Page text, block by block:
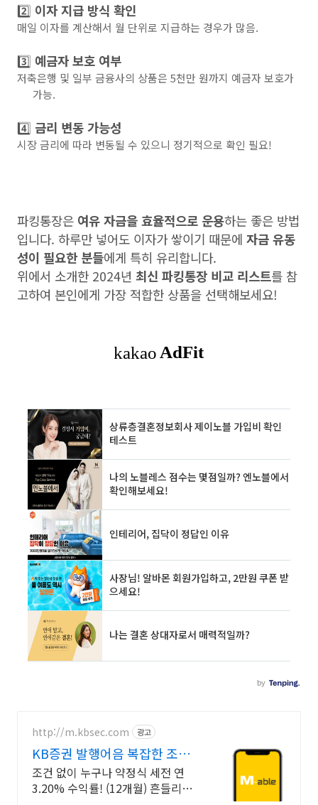
2️⃣ 이자 지급 방식 확인
매일 이자를 계산해서 월 단위로 지급하는 경우가 많음.
3️⃣ 예금자 보호 여부
저축은행 및 일부 금융사의 상품은 5천만 원까지 예금자 보호가
가능.
4️⃣ 금리 변동 가능성
시장 금리에 따라 변동될 수 있으니 정기적으로 확인 필요!
파킹통장은 여유 자금을 효율적으로 운용하는 좋은 방법
입니다. 하루만 넣어도 이자가 쌓이기 때문에 자금 유동
성이 필요한 분들에게 특히 유리합니다.
위에서 소개한 2024년 최신 파킹통장 비교 리스트를 참
고하여 본인에게 가장 적합한 상품을 선택해보세요!
http://m.kbsec.com 광고
KB증권 발행어음 복잡한 조건
없이 누구나
조건 없이 누구나 약정식 세전 연
3.20% 수익률! (12개월) 흔들리는